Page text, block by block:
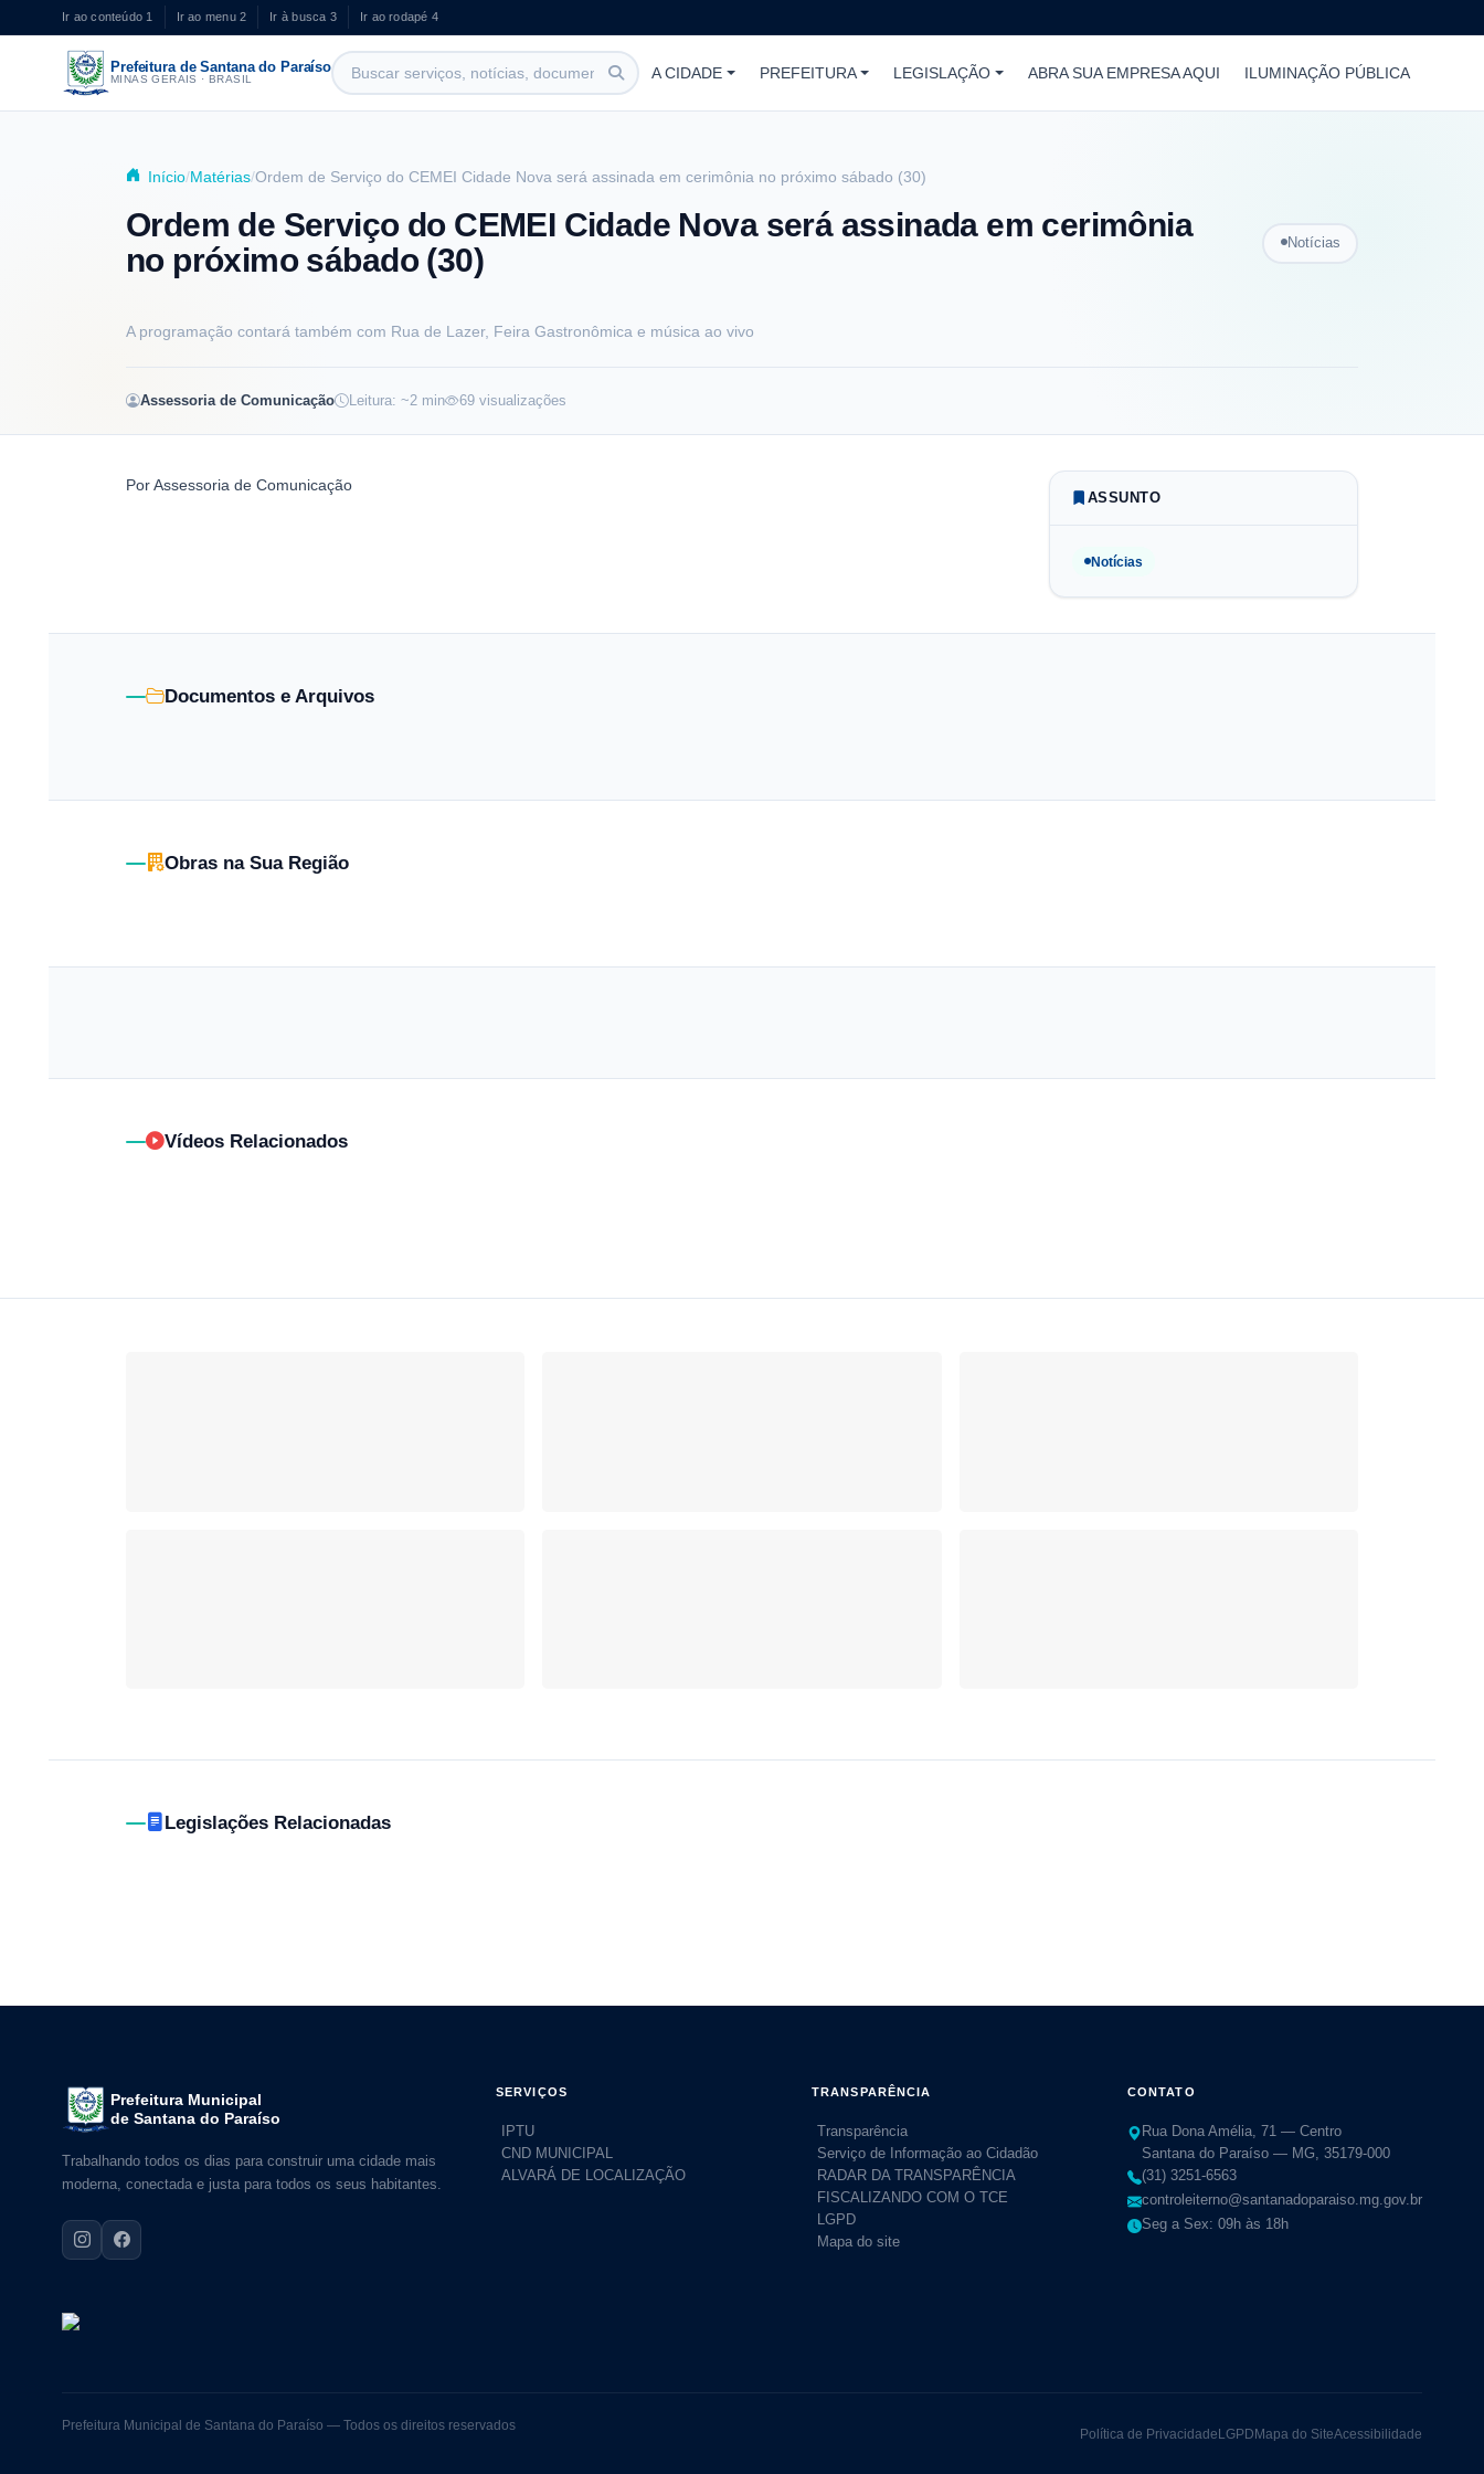
Pular para o conteúdo principal
Ir ao conteúdo 1 Ir ao menu 2 Ir à busca 3 Ir ao rodapé 4
Prefeitura de Santana do Paraíso
MINAS GERAIS · BRASIL A CIDADE PREFEITURA LEGISLAÇÃO ABRA SUA EMPRESA AQUI ILUMINAÇÃO PÚBLICA
Início Matérias Ordem de Serviço do CEMEI Cidade Nova será assinada em cerimônia no próximo sábado (30)
Ordem de Serviço do CEMEI Cidade Nova será assinada em cerimônia
no próximo sábado (30)
Notícias
A programação contará também com Rua de Lazer, Feira Gastronômica e música ao vivo
Assessoria de Comunicação Leitura: ~2 min 69 visualizações
PorAssessoria de Comunicação
ASSUNTO
Notícias
Documentos e Arquivos
Obras na Sua Região
Vídeos Relacionados
Legislações Relacionadas
Prefeitura Municipal
de Santana do Paraíso
Trabalhando todos os dias para construir uma cidade mais
moderna, conectada e justa para todos os seus habitantes.
SERVIÇOS
IPTU
CND MUNICIPAL
ALVARÁ DE LOCALIZAÇÃO
TRANSPARÊNCIA
Transparência
Serviço de Informação ao Cidadão
RADAR DA TRANSPARÊNCIA
FISCALIZANDO COM O TCE
LGPD
Mapa do site
CONTATO
Rua Dona Amélia, 71 — Centro
Santana do Paraíso — MG, 35179-000
(31) 3251-6563
controleiterno@santanadoparaiso.mg.gov.br
Seg a Sex: 09h às 18h
Prefeitura Municipal de Santana do Paraíso — Todos os direitos reservados
Política de Privacidade LGPD Mapa do SiteAcessibilidade